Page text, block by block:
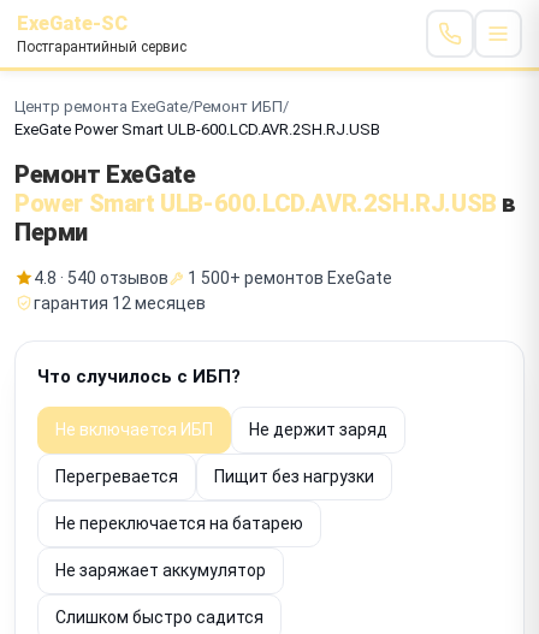
ExeGate-SC
Постгарантийный сервис
Центр ремонта ExeGate/Ремонт ИБП/
ExeGate Power Smart ULB-600.LCD.AVR.2SH.RJ.USB
Ремонт ExeGate
Power Smart ULB-600.LCD.AVR.2SH.RJ.USB в
Перми
4.8 · 540 отзывов
1 500+ ремонтов ExeGate
гарантия 12 месяцев
Что случилось с ИБП?
Не включается ИБП Не держит заряд
Перегревается Пищит без нагрузки
Не переключается на батарею
Не заряжает аккумулятор
Слишком быстро садится